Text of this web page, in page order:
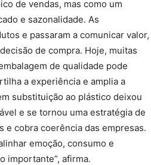
de vendas, mas como um
e sazonalidade. As
e passaram a comunicar valor,
de compra. Hoje, muitas
de qualidade pode
a experiência e amplia a
substituição ao plástico deixou
e se tornou uma estratégia de
e cobra coerência das empresas.
emoção, consumo e
importante”, afirma.